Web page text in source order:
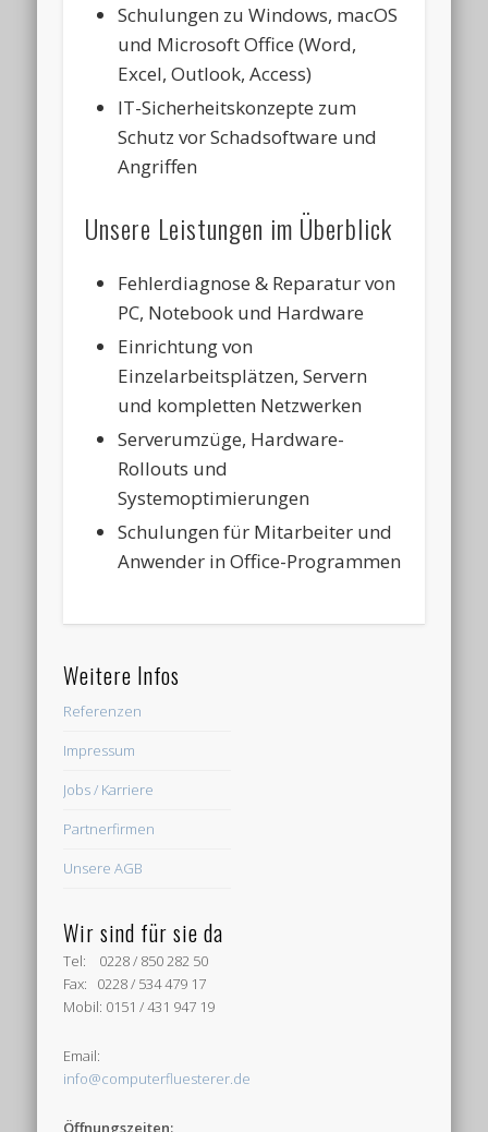
Schulungen zu Windows, macOS
und Microsoft Office (Word,
Excel, Outlook, Access)
IT-Sicherheitskonzepte zum
Schutz vor Schadsoftware und
Angriffen
Unsere Leistungen im Überblick
Fehlerdiagnose & Reparatur von
PC, Notebook und Hardware
Einrichtung von
Einzelarbeitsplätzen, Servern
und kompletten Netzwerken
Serverumzüge, Hardware-
Rollouts und
Systemoptimierungen
Schulungen für Mitarbeiter und
Anwender in Office-Programmen
Weitere Infos
Referenzen
Impressum
Jobs / Karriere
Partnerfirmen
Unsere AGB
Wir sind für sie da
Tel: 0228 / 850 282 50
Fax: 0228 / 534 479 17
Mobil: 0151 / 431 947 19
Email:
info@computerfluesterer.de
Öffnungszeiten: